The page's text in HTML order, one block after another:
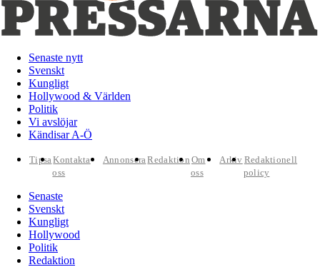
Senaste nytt
Svenskt
Kungligt
Hollywood & Världen
Politik
Vi avslöjar
Kändisar A-Ö
TipsaKontakta
oss
AnnonseraRedaktion Om
oss
Arkiv Redaktionell
policy
Senaste
Svenskt
Kungligt
Hollywood
Politik
Redaktion